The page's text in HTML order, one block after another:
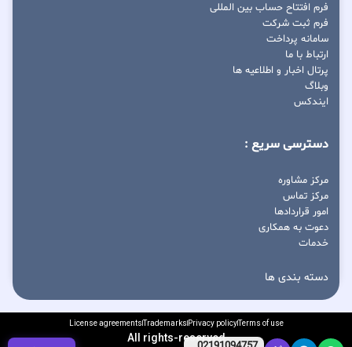
فرم افتتاح حساب بین المللی
فرم ثبت شرکت
سامانه پرداخت
ارتباط با ما
پرتال اخبار و اطلاعیه ها
وبلاگ
ایندکس
دسترسی سریع :
مرکز مشاوره
مرکز تماس
امور قراردادها
دعوت به همکاری
خدمات
دسته بندی ها
Terms of use
Privacy policy
Trademarks
License agreements
All rights-reserved